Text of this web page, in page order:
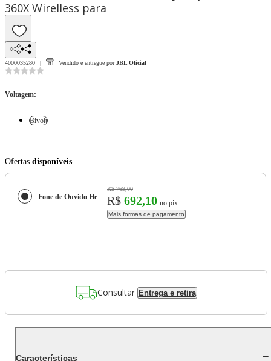
360X Wirelless para
4000035280 Vendido e entregue por JBL Oficial
Voltagem:
Bivolt
Ofertas disponíveis
Fone de Ouvido Headset Gamer JBL Quantum 360X Wirelless para
R$ 769,00
R$ 692,10 no pix
Mais formas de pagamento
Consultar Entrega e retira
Características